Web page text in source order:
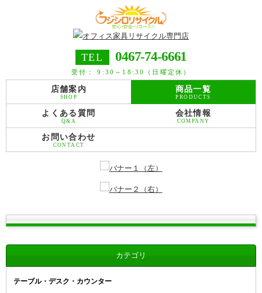
TEL 0467-74-6661
受付： 9:30～18:30（日曜定休）
店舗案内
SHOP
商品一覧
PRODUCTS
よくある質問
Q&A
会社情報
COMPANY
お問い合わせ
CONTACT
カテゴリ
テーブル・デスク・カウンター